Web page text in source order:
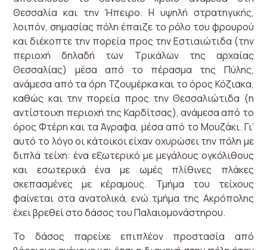
Θεσσαλία και την Ήπειρο. Η υψηλή στρατηγικής,
λοιπόν, σημασίας πόλη έπαιζε το ρόλο του φρουρού
και διέκοπτε την πορεία προς την Εστιαιώτιδα (την
περιοχή δηλαδή των Τρικάλων της αρχαίας
Θεσσαλίας) μέσα από το πέρασμα της Πύλης,
ανάμεσα από τα όρη Τζουμέρκα και το όρος Κόζιακα,
καθώς και την πορεία προς την Θεσσαλιώτιδα (η
αντίστοιχη περιοχή της Καρδίτσας), ανάμεσα από το
όρος Φτέρη και τα Άγραφα, μέσα από το Μουζάκι. Γι’
αυτό το λόγο οι κάτοικοι είχαν οχυρώσει την πόλη με
διπλά τείχη: ένα εξωτερικό με μεγάλους ογκόλιθους
και εσωτερικά ένα με ωμές πλίθινες πλάκες
σκεπασμένες με κέραμους. Τμήμα του τείχους
φαίνεται στα ανατολικά, ενώ τμήμα της Ακρόπολης
έχει βρεθεί στο δάσος του Παλαιομονάστηρου.
Το δάσος παρείχε επιπλέον προστασία από